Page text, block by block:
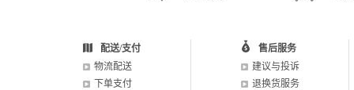
配送/支付
物流配送
下单支付
售后服务
建议与投诉
退换货服务